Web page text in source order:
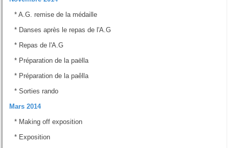
* A.G. remise de la médaille
* Danses après le repas de l'A.G
* Repas de l'A.G
* Préparation de la paëlla
* Préparation de la paêlla
* Sorties rando
Mars 2014
* Making off exposition
* Exposition